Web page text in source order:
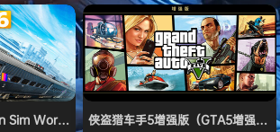
Sim World 6）免安装中文版侠盗猎车手5增强版（GTA5增强版